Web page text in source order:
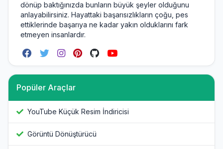
dönüp baktığınızda bunların büyük şeyler olduğunu
anlayabilirsiniz. Hayattaki başarısızlıkların çoğu, pes
ettiklerinde başarıya ne kadar yakın olduklarını fark
etmeyen insanlardır.
Popüler Araçlar
YouTube Küçük Resim İndiricisi
Görüntü Dönüştürücü